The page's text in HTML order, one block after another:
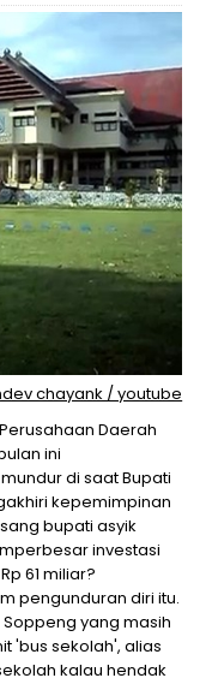
chayank / youtube
Daerah
ini
di saat Bupati
kepemimpinan
bupati asyik
investasi
61 miliar?
pengunduran diri itu.
yang masih
'bus sekolah', alias
kalau hendak